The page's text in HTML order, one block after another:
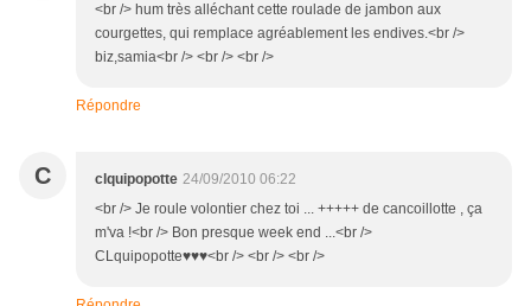
<br /> hum très alléchant cette roulade de jambon aux
courgettes, qui remplace agréablement les endives.<br />
biz,samia<br /> <br /> <br />
Répondre
C clquipopotte 24/09/2010 06:22
<br /> Je roule volontier chez toi ... +++++ de cancoillotte , ça
m'va !<br /> Bon presque week end ...<br />
CLquipopotte♥♥♥<br /> <br /> <br />